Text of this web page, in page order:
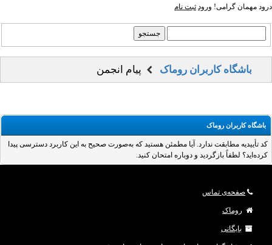
درود مهمان گرامی! ورود ثبت نام
باشگاه کاربران روماک پیام انجمن
باشگاه کاربران روماک
کد تأییدیه مطابقت ندارد. آیا مطمئن هستید که به‌صورت صحیح به این کاربرد دسترسی پیدا
کرده‌اید؟ لطفاً بازگردید و دوباره امتحان کنید.
صفحه‌ی تماس
روماک
بایگانی